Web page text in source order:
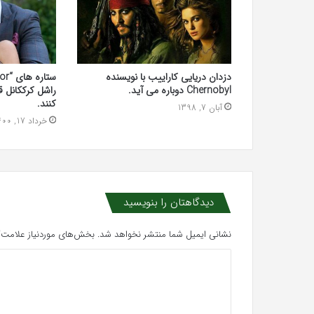
دزدان دریایی کاراییب با نویسنده
Chernobyl دوباره می آید.
آبان 7, 1398
راشل
کنند.
خرداد 17, 1400
دیدگاهتان را بنویسید
نشانی ایمیل شما منتشر نخواهد شد. بخش‌های موردنیاز